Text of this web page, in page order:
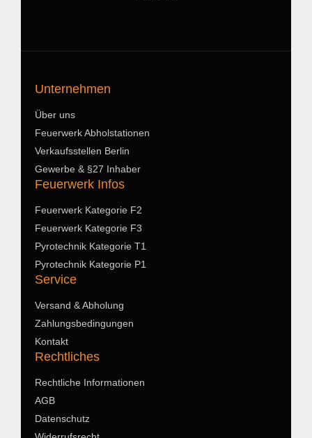
Unternehmen
Über uns
Feuerwerk Abholstationen
Verkaufsstellen Berlin
Gewerbe & §27 Inhaber
Feuerwerk Infos
Feuerwerk Kategorie F2
Feuerwerk Kategorie F3
Pyrotechnik Kategorie T1
Pyrotechnik Kategorie P1
Service
Versand & Abholung
Zahlungsbedingungen
Kontakt
Rechtliches
Rechtliche Informationen
AGB
Datenschutz